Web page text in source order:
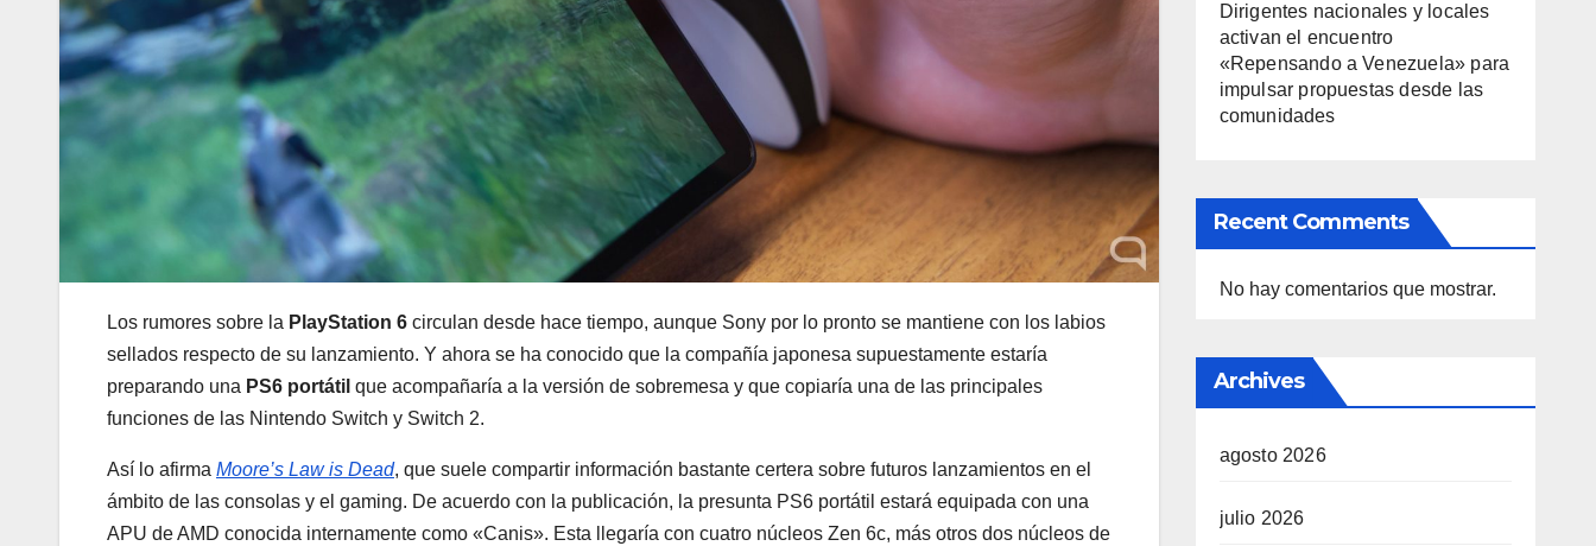
Los rumores sobre la PlayStation 6 circulan desde hace tiempo, aunque Sony por lo pronto se mantiene con los labios
sellados respecto de su lanzamiento. Y ahora se ha conocido que la compañía japonesa supuestamente estaría
preparando una PS6 portátil que acompañaría a la versión de sobremesa y que copiaría una de las principales
funciones de las Nintendo Switch y Switch 2.
Así lo afirma Moore’s Law is Dead, que suele compartir información bastante certera sobre futuros lanzamientos en el
ámbito de las consolas y el gaming. De acuerdo con la publicación, la presunta PS6 portátil estará equipada con una
APU de AMD conocida internamente como «Canis». Esta llegaría con cuatro núcleos Zen 6c, más otros dos núcleos de
Dirigentes nacionales y locales
activan el encuentro
«Repensando a Venezuela» para
impulsar propuestas desde las
comunidades
Recent Comments
No hay comentarios que mostrar.
Archives
agosto 2026
julio 2026